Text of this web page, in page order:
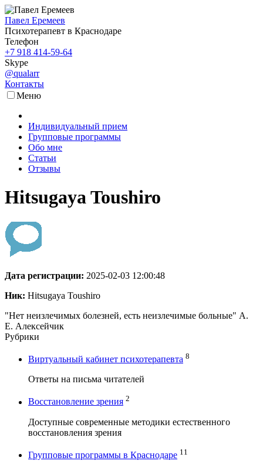
Павел Еремеев
Психотерапевт в Краснодаре
Телефон
+7 918 414-59-64
Skype
@qualarr
Контакты
Меню
Индивидуальный прием
Групповые программы
Обо мне
Статьи
Отзывы
Hitsugaya Toushiro
Дата регистрации: 2025-02-03 12:00:48
Ник: Hitsugaya Toushiro
"Нет неизлечимых болезней, есть неизлечимые больные" А.
Е. Алексейчик
Рубрики
Виртуальный кабинет психотерапевта 8
Ответы на письма читателей
Восстановление зрения 2
Доступные современные методики естественного
восстановления зрения
Групповые программы в Краснодаре 11